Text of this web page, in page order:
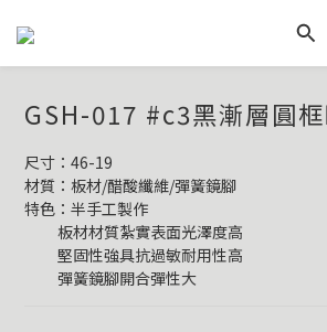
GSH-017 #c3黑漸層圓
尺寸：46-19
材質：板材/醋酸纖維/彈簧鏡腳
特色：半手工製作
          板材材質紮實表面光澤度高
          堅固性強具抗過敏耐用性高
          彈簧鏡腳開合彈性大